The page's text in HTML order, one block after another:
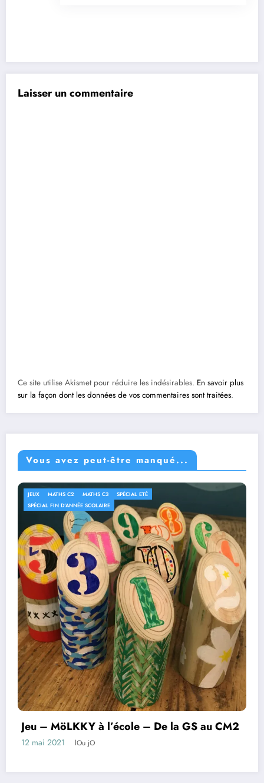
Laisser un commentaire
Ce site utilise Akismet pour réduire les indésirables. En savoir plus
sur la façon dont les données de vos commentaires sont traitées.
Vous avez peut-être manqué...
JEUX MATHS C2 MATHS C3
SPÉCIAL ETÉ
SPÉCIAL FIN D'ANNÉE SCOLAIRE
Jeu – MöLKKY à l’école – De la GS au CM2
12 mai 2021 lOu jO